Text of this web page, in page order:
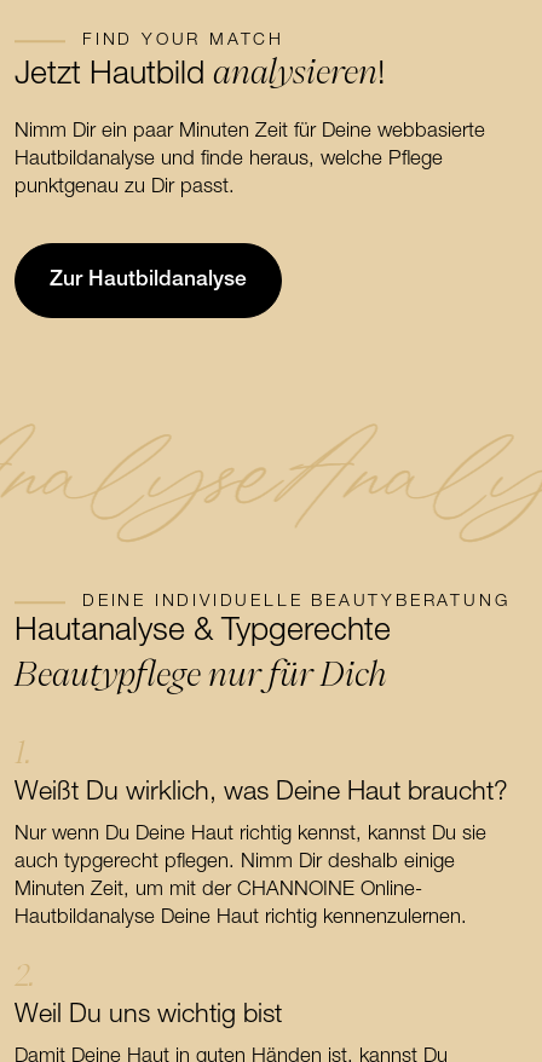
FIND YOUR MATCH
Jetzt Hautbildanalysieren!
Nimm Dir ein paar Minuten Zeit für Deine webbasierte
Hautbildanalyse und finde heraus, welche Pflege
punktgenau zu Dir passt.
Zur Hautbildanalyse
DEINE INDIVIDUELLE BEAUTYBERATUNG
Hautanalyse & Typgerechte
Beautypflege nur für Dich
1.
Weißt Du wirklich, was Deine Haut braucht?
Nur wenn Du Deine Haut richtig kennst, kannst Du sie
auch typgerecht pflegen. Nimm Dir deshalb einige
Minuten Zeit, um mit der CHANNOINE Online-
Hautbildanalyse Deine Haut richtig kennenzulernen.
2.
Weil Du uns wichtig bist
Damit Deine Haut in guten Händen ist, kannst Du